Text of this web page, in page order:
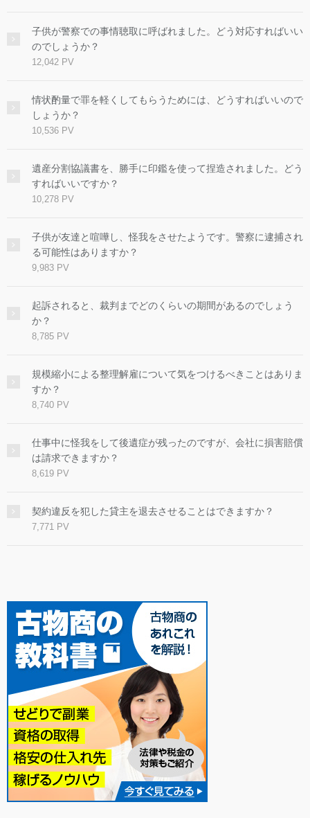
子供が警察での事情聴取に呼ばれました。どう対応すればいい
のでしょうか？
12,042 PV
情状酌量で罪を軽くしてもらうためには、どうすればいいので
しょうか？
10,536 PV
遺産分割協議書を、勝手に印鑑を使って捏造されました。どう
すればいいですか？
10,278 PV
子供が友達と喧嘩し、怪我をさせたようです。警察に逮捕され
る可能性はありますか？
9,983 PV
起訴されると、裁判までどのくらいの期間があるのでしょう
か？
8,785 PV
規模縮小による整理解雇について気をつけるべきことはありま
すか？
8,740 PV
仕事中に怪我をして後遺症が残ったのですが、会社に損害賠償
は請求できますか？
8,619 PV
契約違反を犯した貸主を退去させることはできますか？
7,771 PV